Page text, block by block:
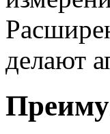
делают